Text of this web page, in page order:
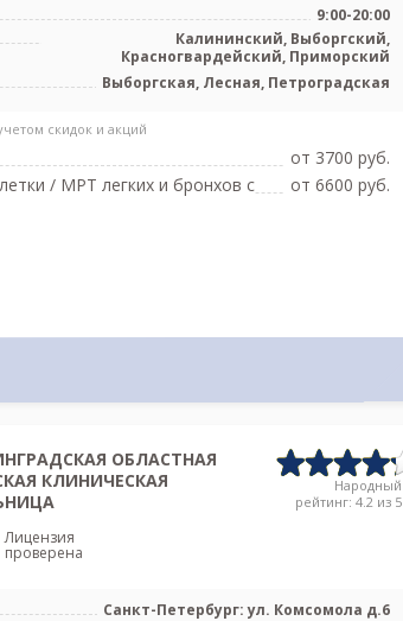
9:00-20:00
Калининский, Выборгский,
Красногвардейский, Приморский
Выборгская, Лесная, Петроградская
скидок и акций
от 3700 pуб.
/ МРТ легких и бронхов с
от 6600 pуб.
ОБЛАСТНАЯ
КЛИНИЧЕСКАЯ
Лицензия
проверена
Народный
рейтинг: 4.2 из 5
Санкт-Петербург: ул. Комсомола д.6